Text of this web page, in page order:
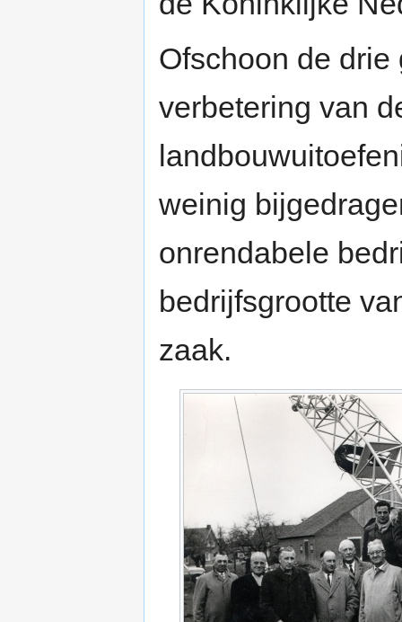
Ofschoon de
verbetering van
weinig
onrendabele
bedrijfsgrootte
zaak.